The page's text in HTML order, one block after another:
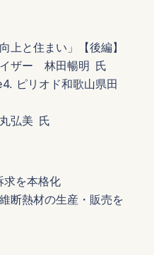
と住まい」【後編】
ザー 林田暢明 氏
ピリオド和歌山県田
弘美 氏
を本格化
断熱材の生産・販売を